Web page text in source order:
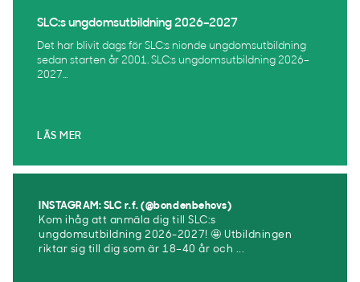
SLC:s ungdomsutbildning 2026–2027
Det har blivit dags för SLC:s nionde ungdomsutbildning
sedan starten år 2001. SLC:s ungdomsutbildning 2026–
2027...
LÄS MER
INSTAGRAM: SLC r.f. (@bondenbehovs)
Kom ihåg att anmäla dig till SLC:s
ungdomsutbildning 2026-2027! 🤩 Utbildningen
riktar sig till dig som är 18–40 år och ...